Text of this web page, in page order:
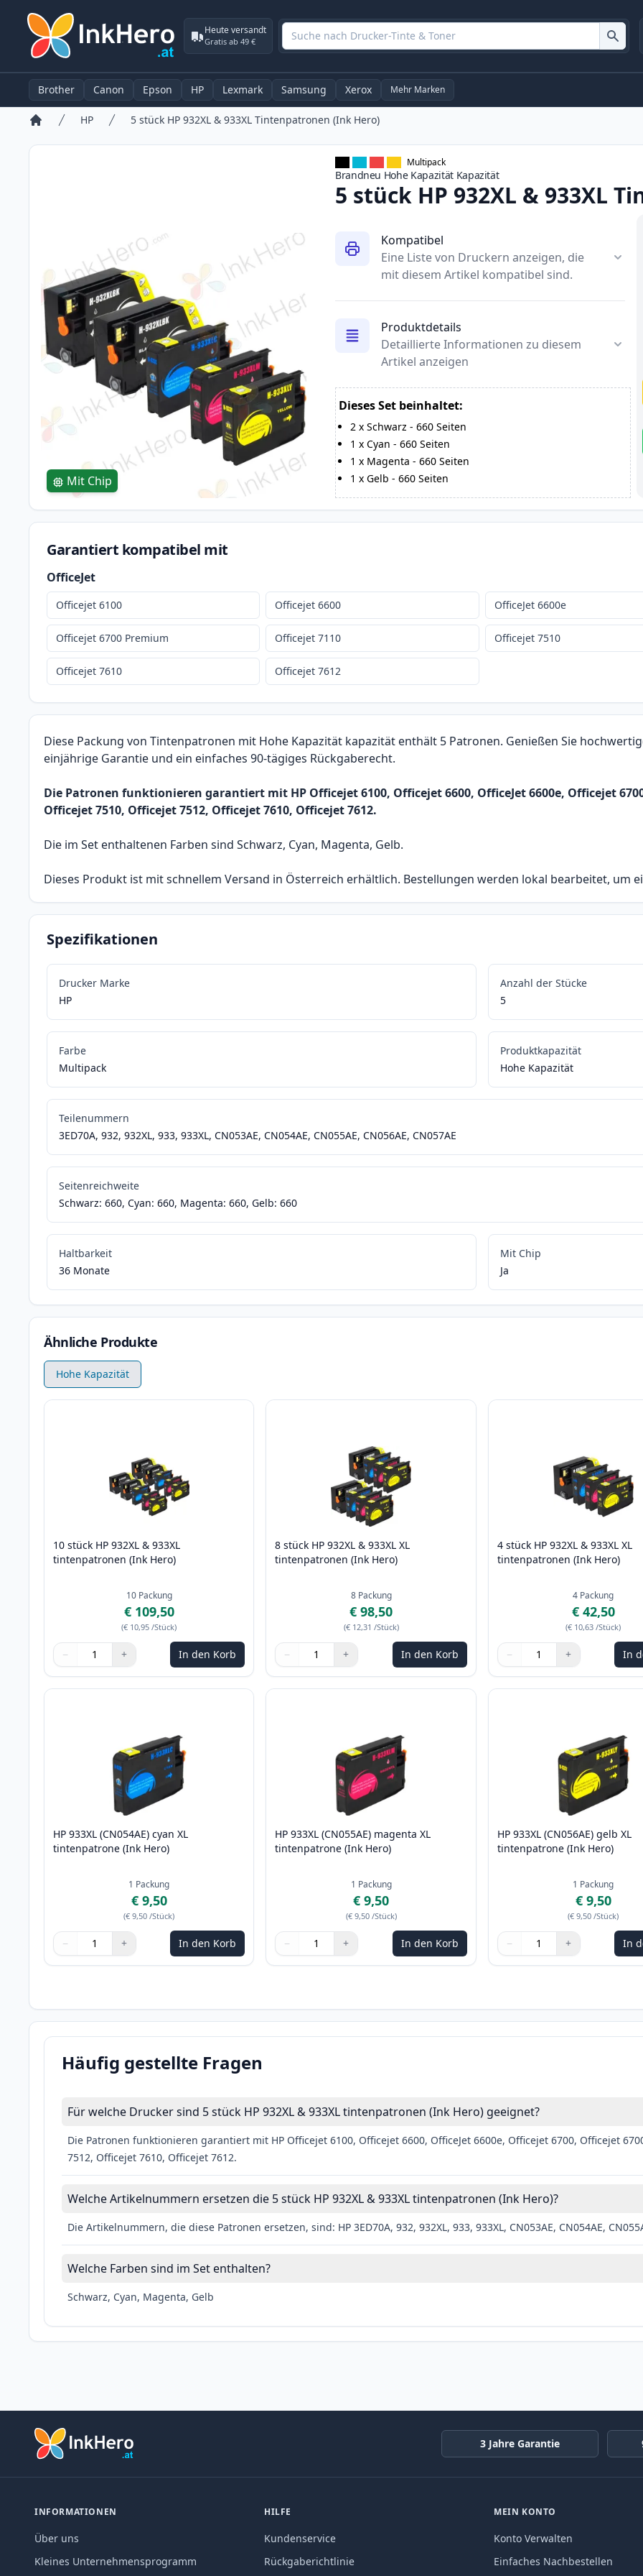
Heute versandt
Gratis ab 49 €
Brother Canon Epson HP Lexmark Samsung Xerox Mehr Marken
HP 5 stück HP 932XL & 933XL Tintenpatronen (Ink Hero)
Mit Chip
Multipack
Brandneu Hohe Kapazität Kapazität
5 stück HP 932XL & 933XL
Kompatibel
Eine Liste von Druckern anzeigen, die
mit diesem Artikel kompatibel sind.
Produktdetails
Detaillierte Informationen zu diesem
Artikel anzeigen
Dieses Set beinhaltet:
2x Schwarz - 660 Seiten
1 x Cyan - 660 Seiten
1 x Magenta - 660 Seiten
1 x Gelb - 660 Seiten
Diese Packung von Tintenpatronen mit Hohe Kapazität kapazität enthält 5 Patronen. Genießen Sie
einjährige Garantie und ein einfaches 90-tägiges Rückgaberecht.
Die Patronen funktionieren garantiert mit HP Officejet 6100, Officejet 6600, OfficeJet 6600e, Officejet
Officejet 7510, Officejet 7512, Officejet 7610, Officejet 7612.
Die im Set enthaltenen Farben sind Schwarz, Cyan, Magenta, Gelb.
Dieses Produkt ist mit schnellem Versand in Österreich erhältlich. Bestellungen werden lokal bearbeitet, um
Spezifikationen
Drucker Marke
HP
Anzahl der Stücke
5
Farbe
Multipack
Produktkapazität
Hohe Kapazität
Teilenummern
3ED70A, 932, 932XL, 933, 933XL, CN053AE, CN054AE, CN055AE, CN056AE, CN057AE
Seitenreichweite
Schwarz: 660, Cyan: 660, Magenta: 660, Gelb: 660
Haltbarkeit
36 Monate
Mit Chip
Ja
Ähnliche Produkte
Hohe Kapazität
10 stück HP 932XL & 933XL
tintenpatronen (Ink Hero)
10 Packung
€ 109,50
(€ 10,95 /Stück)
Menge
Verwenden Sie die Tasten, um anzupassen
− +
Menge 1 In den Korb
8 stück HP 932XL & 933XL XL
tintenpatronen (Ink Hero)
8 Packung
€ 98,50
(€ 12,31 /Stück)
Menge
Verwenden Sie die Tasten, um anzupassen
− +
Menge 1 In den Korb
4 stück HP 932XL & 933XL XL
tintenpatronen (Ink Hero)
4 Packung
€ 42,50
(€ 10,63 /Stück)
Menge
Verwenden Sie die Tasten, um
− +
Menge 1 In
HP 933XL (CN054AE) cyan XL
tintenpatrone (Ink Hero)
1 Packung
€ 9,50
(€ 9,50 /Stück)
Menge
Verwenden Sie die Tasten, um anzupassen
− +
Menge 1 In den Korb
HP 933XL (CN055AE) magenta XL
tintenpatrone (Ink Hero)
1 Packung
€ 9,50
(€ 9,50 /Stück)
Menge
Verwenden Sie die Tasten, um anzupassen
− +
Menge 1 In den Korb
HP 933XL (CN056AE) gelb XL
tintenpatrone (Ink Hero)
1 Packung
€ 9,50
(€ 9,50 /Stück)
Menge
Verwenden Sie die Tasten, um
− +
Menge 1 In
Garantiert kompatibel mit
OfficeJet
Officejet 6100 Officejet 6600 OfficeJet 6600e
Officejet 6700 Premium Officejet 7110 Officejet 7510
Officejet 7610 Officejet 7612
Häufig gestellte Fragen
Für welche Drucker sind 5 stück HP 932XL & 933XL tintenpatronen (Ink Hero) geeignet?
Die Patronen funktionieren garantiert mit HP Officejet 6100, Officejet 6600, OfficeJet 6600e, Officejet 6700, Officejet
7512, Officejet 7610, Officejet 7612.
Welche Artikelnummern ersetzen die 5 stück HP 932XL & 933XL tintenpatronen (Ink Hero)?
Die Artikelnummern, die diese Patronen ersetzen, sind: HP 3ED70A, 932, 932XL, 933, 933XL, CN053AE, CN054AE,
Welche Farben sind im Set enthalten?
Schwarz, Cyan, Magenta, Gelb
3 Jahre Garantie
INFORMATIONEN
Über uns
Kleines Unternehmensprogramm
HILFE
Kundenservice
Rückgaberichtlinie
MEIN KONTO
Konto Verwalten
Einfaches Nachbestellen